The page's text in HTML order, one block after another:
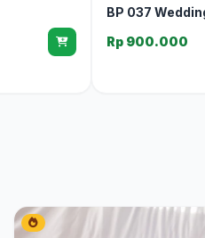
BP 037
Rp 900.000